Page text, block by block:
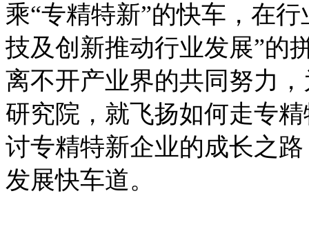
乘“专精特新”的快车，在
技及创新推动行业发展”的
离不开产业界的共同努力
研究院，就飞扬如何走专
讨专精特新企业的成长之
发展快车道。